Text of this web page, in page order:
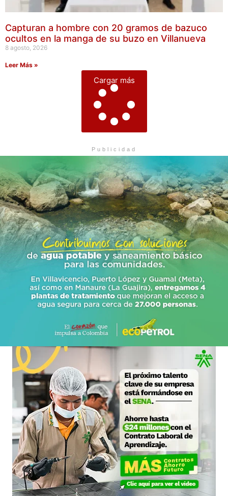
Capturan a hombre con 20 gramos de bazuco
ocultos en la manga de su buzo en Villanueva
8 agosto, 2026
Leer Más »
Cargar más
Publicidad